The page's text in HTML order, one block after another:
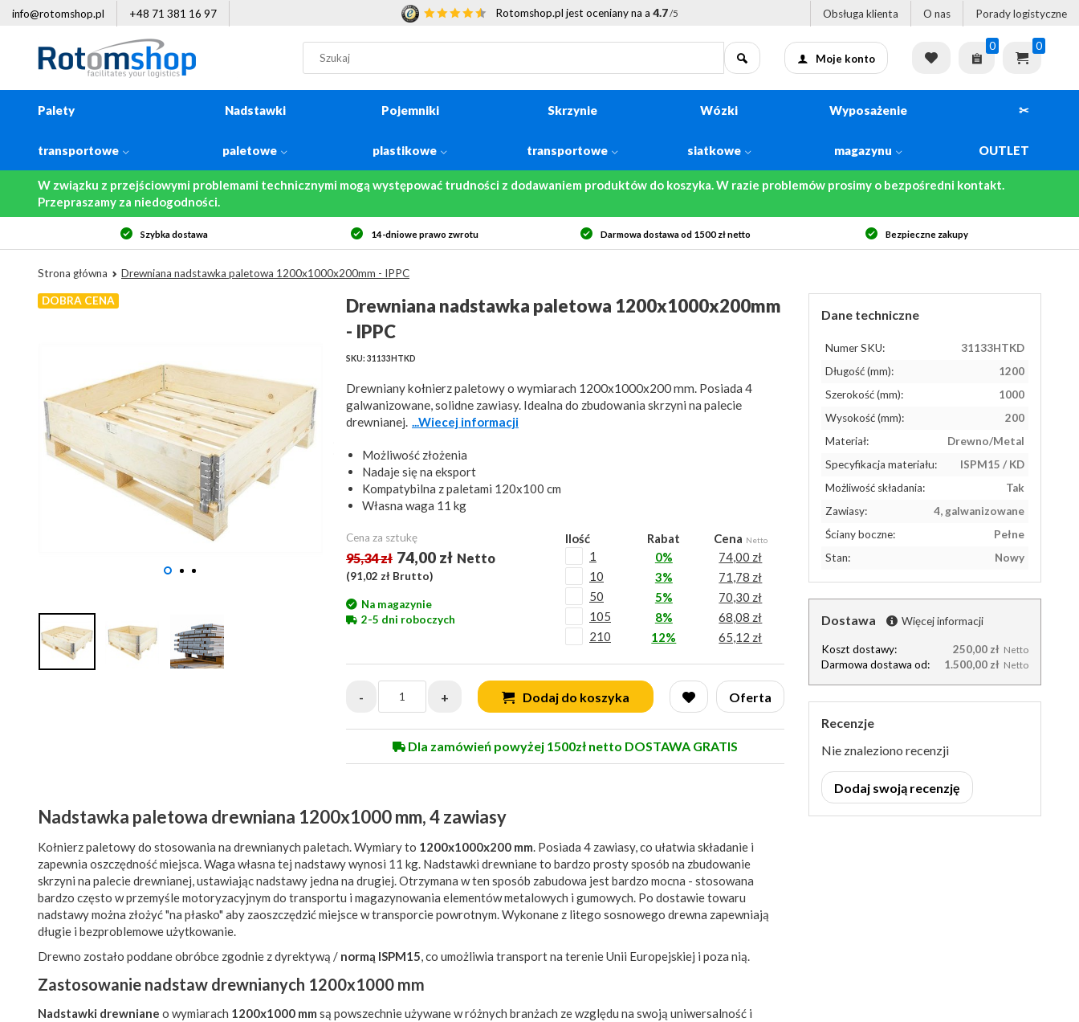
info@rotomshop.pl +48 71 381 16 97 Rotomshop.pl jest oceniany na a 4.7/5 Obsługa klienta O nas Porady logistyczne
Moje konto
0 0
Palety
transportowe
Nadstawki
paletowe
Pojemniki
plastikowe
Skrzynie
transportowe
Wózki
siatkowe
Wyposażenie
magazynu
✂
OUTLET
W związku z przejściowymi problemami technicznymi mogą występować trudności z dodawaniem produktów do koszyka. W razie problemów prosimy o bezpośredni kontakt.
Przepraszamy za niedogodności.
14-dniowe prawo zwrotu Darmowa dostawa od 1500 zł netto Bezpieczne zakupy Szybka dostawa
Strona główna Drewniana nadstawka paletowa 1200x1000x200mm - IPPC
DOBRA CENA
Drewniana nadstawka paletowa 1200x1000x200mm
- IPPC
SKU: 31133HTKD
Drewniany kołnierz paletowy o wymiarach 1200x1000x200 mm. Posiada 4
galwanizowane, solidne zawiasy. Idealna do zbudowania skrzyni na palecie
drewnianej. ...Wiecej informacji
Możliwość złożenia
Nadaje się na eksport
Kompatybilna z paletami 120x100 cm
Własna waga 11 kg
Cena za sztukę
95,34 zł 74,00 zł Netto
(91,02 zł Brutto)
Na magazynie
2-5 dni roboczych
Ilość Rabat Cena Netto
1 0%
74,00 zł
10
3%
71,78 zł
50
5%
70,30 zł
105
8%
68,08 zł
210
12% 65,12 zł
- + Dodaj do koszyka Oferta
Dla zamówień powyżej 1500zł netto DOSTAWA GRATIS
Nadstawka paletowa drewniana 1200x1000 mm, 4 zawiasy
Kołnierz paletowy do stosowania na drewnianych paletach. Wymiary to 1200x1000x200 mm. Posiada 4 zawiasy, co ułatwia składanie i
zapewnia oszczędność miejsca. Waga własna tej nadstawy wynosi 11 kg. Nadstawki drewniane to bardzo prosty sposób na zbudowanie
skrzyni na palecie drewnianej, ustawiając nadstawy jedna na drugiej. Otrzymana w ten sposób zabudowa jest bardzo mocna - stosowana
bardzo często w przemyśle motoryzacyjnym do transportu i magazynowania elementów metalowych i gumowych. Po dostawie towaru
nadstawy można złożyć "na płasko" aby zaoszczędzić miejsce w transporcie powrotnym. Wykonane z litego sosnowego drewna zapewniają
długie i bezproblemowe użytkowanie.
Drewno zostało poddane obróbce zgodnie z dyrektywą / normą ISPM15, co umożliwia transport na terenie Unii Europejskiej i poza nią.
Zastosowanie nadstaw drewnianych 1200x1000 mm
Nadstawki drewniane o wymiarach 1200x1000 mm są powszechnie używane w różnych branżach ze względu na swoją uniwersalność i
Dane techniczne
Numer SKU:
31133HTKD
Długość (mm):
1200
Szerokość (mm):
1000
Wysokość (mm):
200
Materiał:
Drewno/Metal
Specyfikacja materiału:
ISPM15 / KD
Możliwość składania:
Tak
Zawiasy:
4, galwanizowane
Ściany boczne:
Pełne
Stan:
Nowy
Dostawa Więcej informacji
Koszt dostawy: 250,00 zł Netto
Darmowa dostawa od: 1.500,00 zł Netto
Recenzje
Nie znaleziono recenzji
Dodaj swoją recenzję